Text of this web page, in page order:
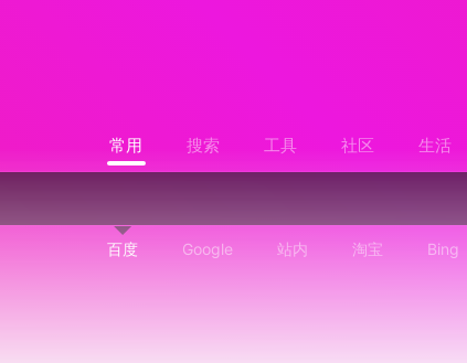
常用 搜索 工具 社区 生活
百度 Google 站内 淘宝 Bing